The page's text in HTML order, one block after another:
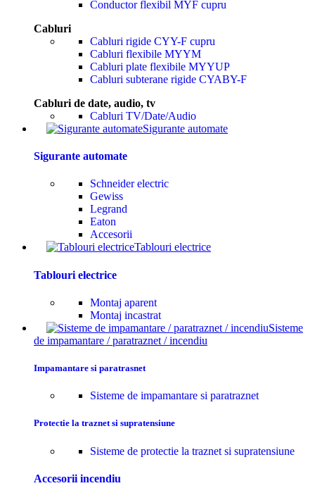
Conductor flexibil MYF cupru
Cabluri
Cabluri rigide CYY-F cupru
Cabluri flexibile MYYM
Cabluri plate flexibile MYYUP
Cabluri subterane rigide CYABY-F
Cabluri de date, audio, tv
Cabluri TV/Date/Audio
Sigurante automate
Sigurante automate
Schneider electric
Gewiss
Legrand
Eaton
Accesorii
Tablouri electrice
Tablouri electrice
Montaj aparent
Montaj incastrat
Sisteme
de impamantare / paratraznet / incendiu
Impamantare si paratrasnet
Sisteme de impamantare si paratraznet
Protectie la traznet si supratensiune
Sisteme de protectie la traznet si supratensiune
Accesorii incendiu